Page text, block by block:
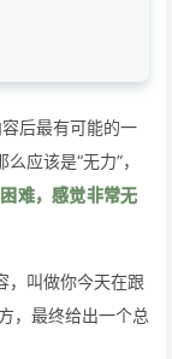
后最有可能的一
应该是“无力”，
难，感觉非常无
，叫做你今天在跟
，最终给出一个总